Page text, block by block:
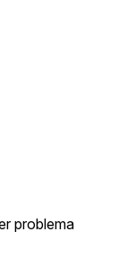
problema